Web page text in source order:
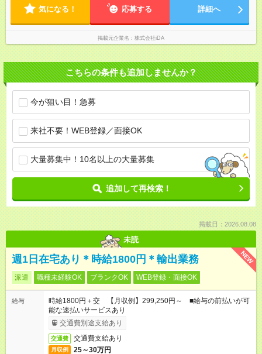
気になる！ 応募する 詳細へ
掲載元企業名 株式会社iDA
こちらの条件も追加しませんか？
今が狙い目！急募
来社不要！WEB登録／面接OK
大量募集中！10名以上の大量募集
追加して再検索！
掲載日：2026.08.08
未読
NEW
週1日在宅あり＊時給1800円＊輸出業務
派遣 職種未経験OK ブランクOK WEB登録・面接OK
給与
時給1800円＋交 【月収例】299,250円～ ■給与の前払いが可
能な速払いサービスあり
交通費別途支給あり
交通費 交通費支給あり
月収例 25～30万円